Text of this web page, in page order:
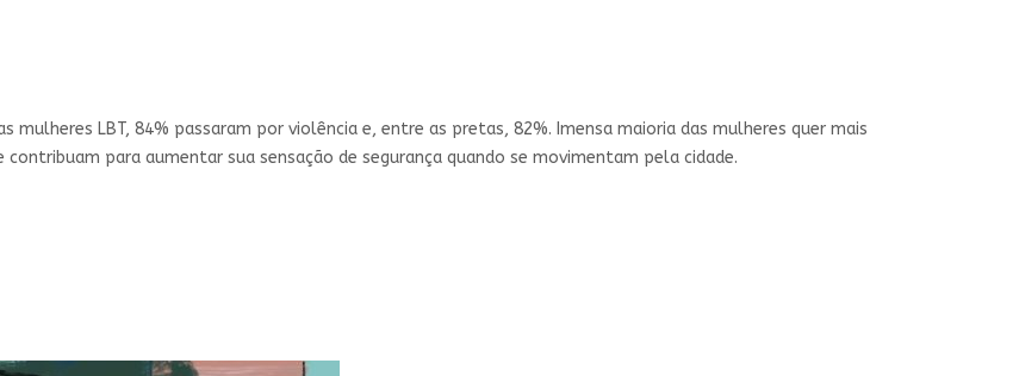
LBT, 84% passaram por violência e, entre as pretas, 82%. Imensa maioria das mulheres quer mais
para aumentar sua sensação de segurança quando se movimentam pela cidade.